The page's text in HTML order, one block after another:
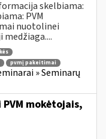
skelbiama:
PVM
nuotolinei
pvmį pakeitimai
» Seminarų
mokėtojais,